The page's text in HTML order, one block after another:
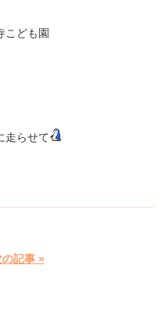
ども園
走らせて
の記事 »